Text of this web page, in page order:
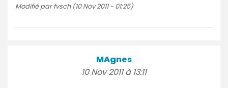
Modifié par fvsch (10 Nov 2011 - 01:25)
MAgnes
10 Nov 2011 à 13:11